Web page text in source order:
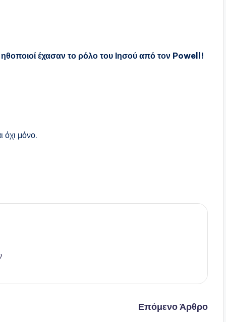
έχασαν το ρόλο του Ιησού από τον Powell!
όχι μόνο.
Επόμενο Άρθρο